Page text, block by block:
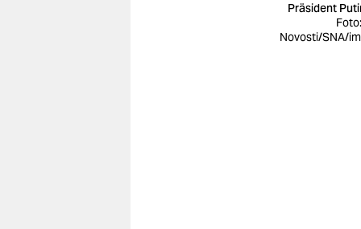
Präsident
Novosti/SNA/